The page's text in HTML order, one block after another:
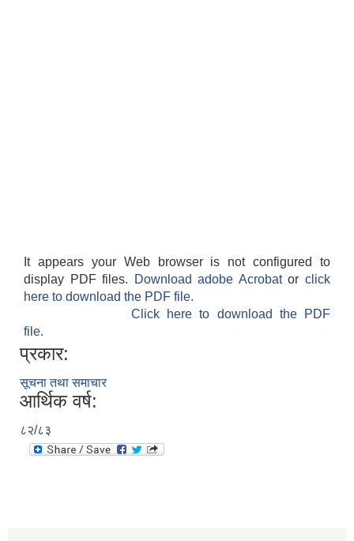
It appears your Web browser is not configured to
display PDF files.
Download adobe Acrobatorclick
here to download the PDF file.
Click here to download the PDF
file.
प्रकार:
सूचना तथा समाचार
आर्थिक वर्ष:
८२/८३